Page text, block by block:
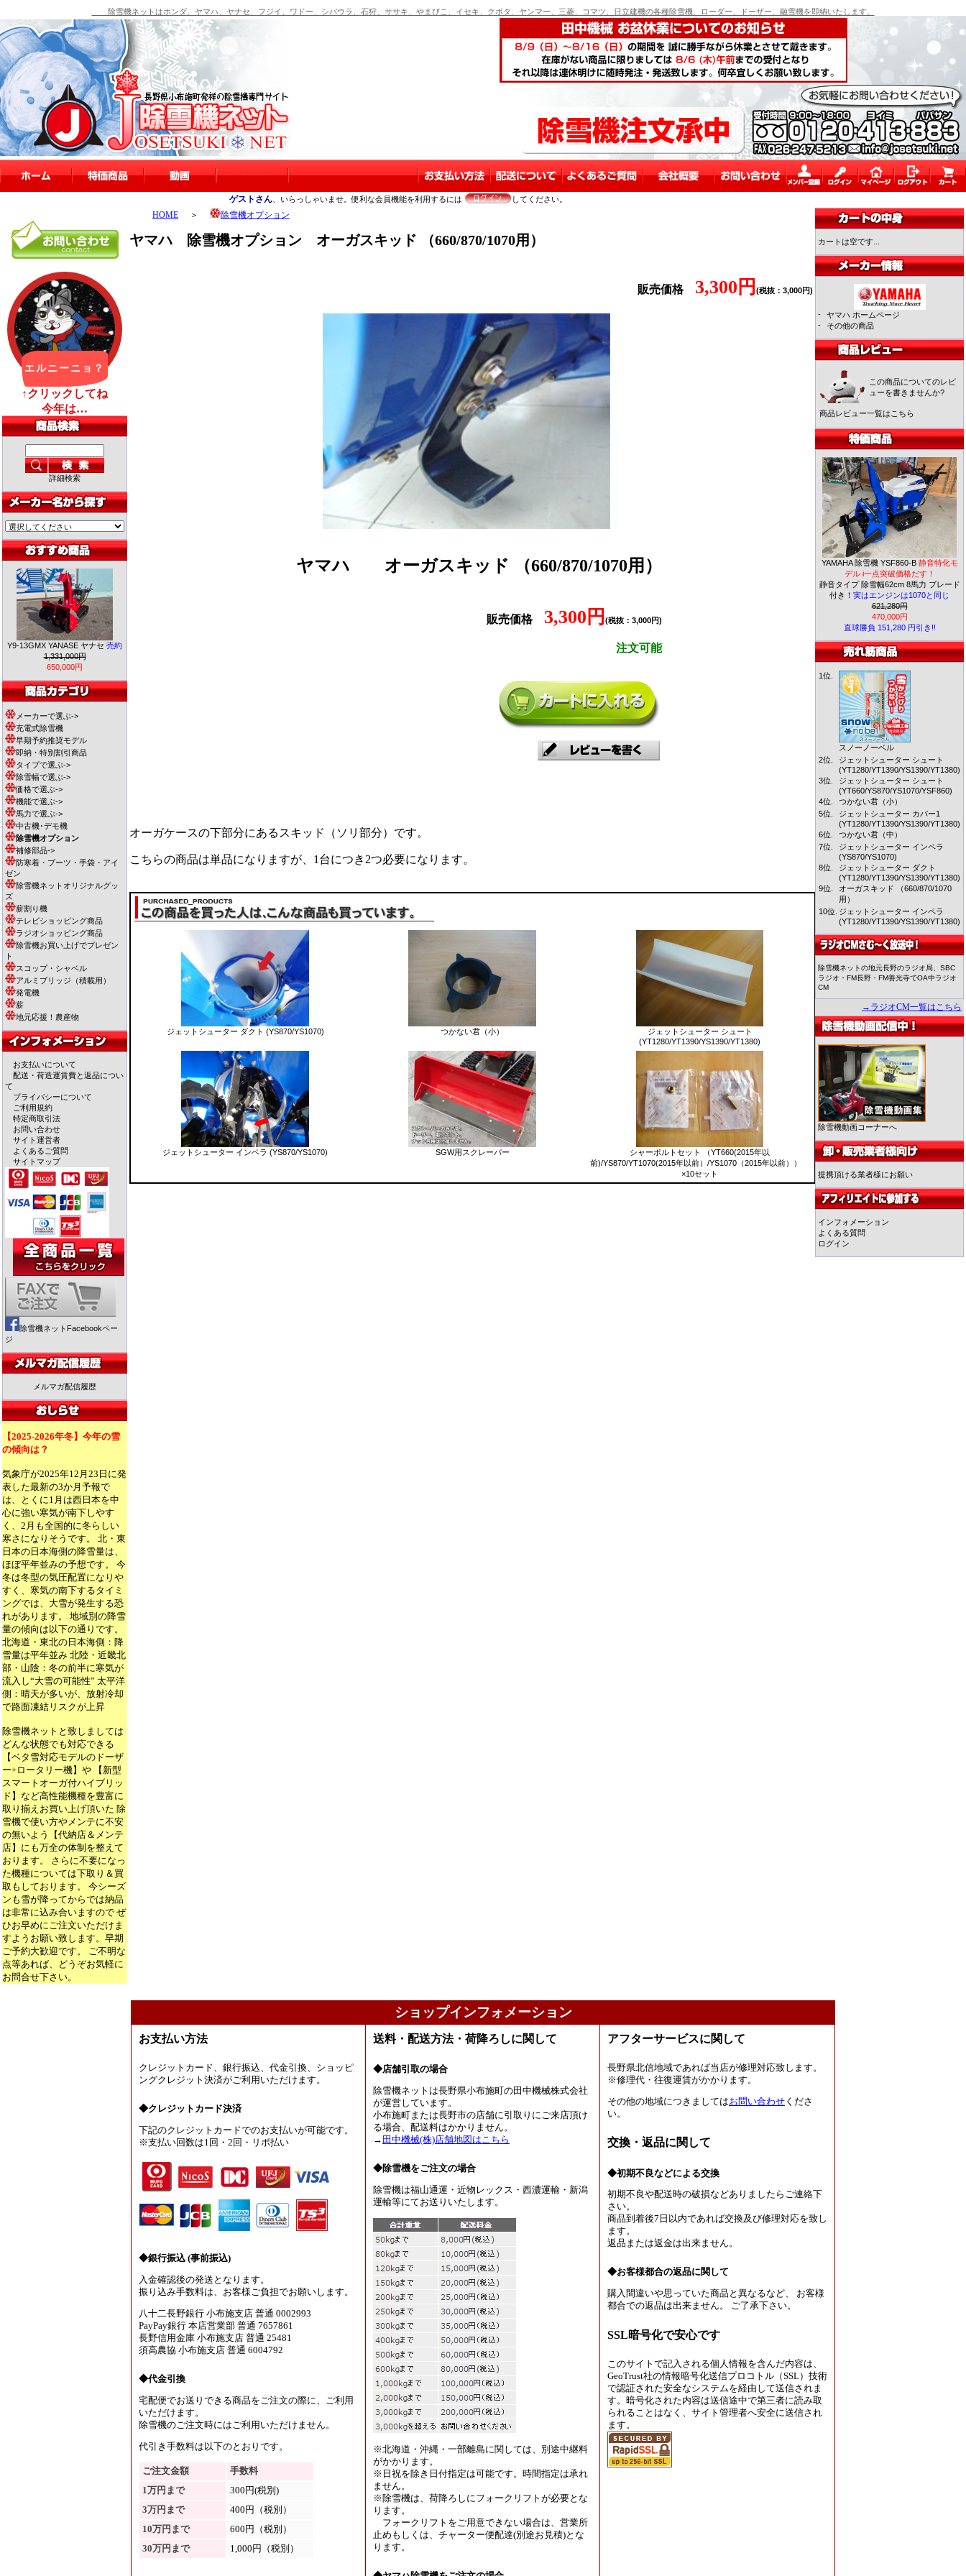
除雪機ネットはホンダ、ヤマハ、ヤナセ、フジイ、ワドー、シバウラ、石狩、ササキ、やまびこ、イセキ、クボタ、ヤンマー、三菱、コマツ、日立建機の各種除雪機、ローダー、ドーザー、融雪機を即納いたします。
ゲストさん 、いらっしゃいませ。便利な会員機能を利用するには してください。
詳細検索
Y9-13GMX YANASE ヤナセ 売約
1,331,000円
650,000円
メーカーで選ぶ->
充電式除雪機
早期予約推奨モデル
即納・特別割引商品
タイプで選ぶ->
除雪幅で選ぶ->
価格で選ぶ->
機能で選ぶ->
馬力で選ぶ->
中古機･デモ機
除雪機オプション
補修部品->
防寒着・ブーツ・手袋・アイ
ゼン
除雪機ネットオリジナルグッ
ズ
薪割り機
テレビショッピング商品
ラジオショッピング商品
除雪機お買い上げでプレゼン
ト
スコップ・シャベル
アルミブリッジ（積載用）
発電機
薪
地元応援！農産物
お支払いについて
配送・荷造運賃費と返品につい
て
プライバシーについて
ご利用規約
特定商取引法
お問い合わせ
サイト運営者
よくあるご質問
サイトマップ
除雪機ネットFacebookペー
ジ
メルマガ配信履歴
【2025-2026年冬】今年の雪
の傾向は？
気象庁が2025年12月23日に発
表した最新の3か月予報で
は、とくに1月は西日本を中
心に強い寒気が南下しやす
く、2月も全国的に冬らしい
寒さになりそうです。 北・東
日本の日本海側の降雪量は、
ほぼ平年並みの予想です。 今
冬は冬型の気圧配置になりや
すく、寒気の南下するタイミ
ングでは、大雪が発生する恐
れがあります。 地域別の降雪
量の傾向は以下の通りです。
北海道・東北の日本海側：降
雪量は平年並み 北陸・近畿北
部・山陰：冬の前半に寒気が
流入し“大雪の可能性” 太平洋
側：晴天が多いが、放射冷却
で路面凍結リスクが上昇
除雪機ネットと致しましては
どんな状態でも対応できる
【ベタ雪対応モデルのドーザ
ー+ロータリー機】や 【新型
スマートオーガ付ハイブリッ
ド】など高性能機種を豊富に
取り揃えお買い上げ頂いた 除
雪機で使い方やメンテに不安
の無いよう【代納店＆メンテ
店】にも万全の体制を整えて
おります。 さらに不要になっ
た機種については下取り＆買
取もしております。 今シーズ
ンも雪が降ってからでは納品
は非常に込み合いますので ぜ
ひお早めにご注文いただけま
すようお願い致します。早期
ご予約大歓迎です。 ご不明な
点等あれば、どうぞお気軽に
お問合せ下さい。
HOME ＞ 除雪機オプション
ヤマハ 除雪機オプション オーガスキッド （660/870/1070用）
販売価格 3,300円 (税抜：3,000円)
ヤマハ オーガスキッド （660/870/1070用）
販売価格 3,300円 (税抜：3,000円)
注文可能
オーガケースの下部分にあるスキッド（ソリ部分）です。
こちらの商品は単品になりますが、1台につき2つ必要になります。
ジェットシューター ダクト (YS870/YS1070) つかない君（小）
ジェットシューター シュート
(YT1280/YT1390/YS1390/YT1380)
ジェットシューター インペラ (YS870/YS1070) SGW用スクレーパー
シャーボルトセット （YT660(2015年以
前)/YS870/YT1070(2015年以前）/YS1070（2015年以前））
×10セット
カートは空です...
-
ヤマハ ホームページ
-
その他の商品
この商品についてのレビ
ューを書きませんか?
商品レビュー一覧はこちら
YAMAHA 除雪機 YSF860-B 静音特化モ
デル i一点突破価格だす！
静音タイプ 除雪幅62cm 8馬力 ブレード
付き！ 実はエンジンは1070と同じ
621,280円
470,000円
直球勝負 151,280 円引き!!
1位.
スノーノーベル
2位.
ジェットシューター シュート
(YT1280/YT1390/YS1390/YT1380)
3位.
ジェットシューター シュート
(YT660/YS870/YS1070/YSF860)
4位.
つかない君（小）
5位.
ジェットシューター カバー1
(YT1280/YT1390/YS1390/YT1380)
6位.
つかない君（中）
7位.
ジェットシューター インペラ
(YS870/YS1070)
8位.
ジェットシューター ダクト
(YT1280/YT1390/YS1390/YT1380)
9位.
オーガスキッド （660/870/1070
用）
10位. ジェットシューター インペラ
(YT1280/YT1390/YS1390/YT1380)
除雪機ネットの地元長野のラジオ局、SBC
ラジオ・FM長野・FM善光寺でOA中ラジオ
CM
→ラジオCM一覧はこちら
除雪機動画コーナーへ
提携頂ける業者様にお願い
インフォメーション
よくある質問
ログイン
ショップインフォメーション
お支払い方法
クレジットカード、銀行振込、代金引換、ショッピ
ングクレジット決済がご利用いただけます。
◆クレジットカード決済
下記のクレジットカードでのお支払いが可能です。
※支払い回数は1回・2回・リボ払い
◆銀行振込 (事前振込)
入金確認後の発送となります。
振り込み手数料は、お客様ご負担でお願いします。
八十二長野銀行 小布施支店 普通 0002993
PayPay銀行 本店営業部 普通 7657861
長野信用金庫 小布施支店 普通 25481
須高農協 小布施支店 普通 6004792
◆代金引換
宅配便でお送りできる商品をご注文の際に、ご利用
いただけます。
除雪機のご注文時にはご利用いただけません。
代引き手数料は以下のとおりです。
ご注文金額
手数料
1万円まで
300円(税別)
3万円まで
400円（税別）
10万円まで
600円（税別）
30万円まで
1,000円（税別）
送料・配送方法・荷降ろしに関して
◆店舗引取の場合
除雪機ネットは長野県小布施町の田中機械株式会社
が運営しています。
小布施町または長野市の店舗に引取りにご来店頂け
る場合、配送料はかかりません。
→ 田中機械(株)店舗地図はこちら
◆除雪機をご注文の場合
除雪機は福山通運・近物レックス・西濃運輸・新潟
運輸等にてお送りいたします。
※北海道・沖縄・一部離島に関しては、別途中継料
がかかります。
※日祝を除き日付指定は可能です。時間指定は承れ
ません。
※除雪機は、荷降ろしにフォークリフトが必要とな
ります。
フォークリフトをご用意できない場合は、営業所
止めもしくは、チャーター便配達(別途お見積)とな
ります。
アフターサービスに関して
長野県北信地域であれば当店が修理対応致します。
※修理代・往復運賃がかかります。
その他の地域につきましてはお問い合わせ くださ
い。
交換・返品に関して
◆初期不良などによる交換
初期不良や配送時の破損などありましたらご連絡下
さい。
商品到着後7日以内であれば交換及び修理対応を致し
ます。
返品または返金は出来ません。
◆お客様都合の返品に関して
購入間違いや思っていた商品と異なるなど、 お客様
都合での返品は出来ません。 ご了承下さい。
SSL暗号化で安心です
このサイトで記入される個人情報を含んだ内容は、
GeoTrust社の情報暗号化送信プロコトル（SSL）技術
で認証された安全なシステムを経由して送信されま
す。暗号化された内容は送信途中で第三者に読み取
られることはなく、サイト管理者へ安全に送信され
ます。